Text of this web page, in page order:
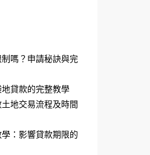
嗎？申請秘訣與完
貸款的完整教學
地交易流程及時間
：影響貸款期限的